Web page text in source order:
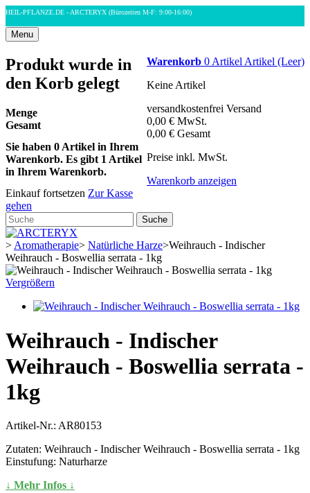
HEIL-PFLANZE.DE - ARCTERYX (Bürozeiten M-F: 9:00-16:00)
Menu
Warenkorb 0 Artikel Artikel (Leer)
Keine Artikel
versandkostenfrei Versand
0,00 € MwSt.
0,00 € Gesamt
Preise inkl. MwSt.
Warenkorb anzeigen
Produkt wurde in
den Korb gelegt
Menge
Gesamt
Sie haben 0 Artikel in Ihrem
Warenkorb. Es gibt 1 Artikel
in Ihrem Warenkorb.
Einkauf fortsetzen Zur Kasse
gehen
Suche
> Aromatherapie> Natürliche Harze>Weihrauch - Indischer
Weihrauch - Boswellia serrata - 1kg
Vergrößern
Weihrauch - Indischer
Weihrauch - Boswellia serrata -
1kg
Artikel-Nr.: AR80153
Zutaten: Weihrauch - Indischer Weihrauch - Boswellia serrata - 1kg
Einstufung: Naturharze
↓ Mehr Infos ↓